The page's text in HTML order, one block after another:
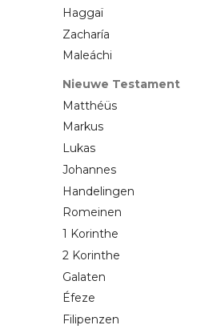
Haggaï
Zacharía
Maleáchi
Nieuwe Testament
Matthéüs
Markus
Lukas
Johannes
Handelingen
Romeinen
1 Korinthe
2 Korinthe
Galaten
Éfeze
Filipenzen